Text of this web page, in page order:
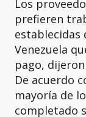
Los
prefieren
establecidas
Venezuela
pago,
De acuerdo
mayoría de
completado